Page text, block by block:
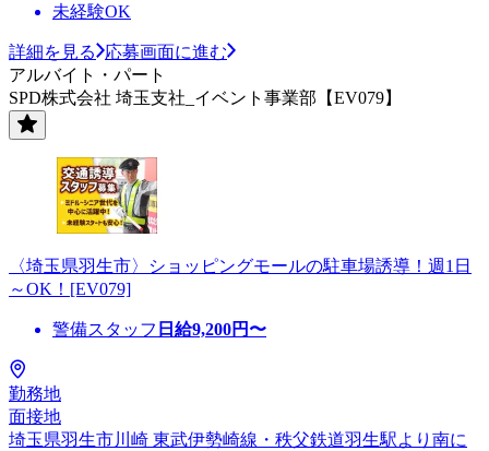
未経験OK
詳細を見る
応募画面に進む
アルバイト・パート
SPD株式会社 埼玉支社_イベント事業部【EV079】
〈埼玉県羽生市〉ショッピングモールの駐車場誘導！週1日
～OK！[EV079]
警備スタッフ 日給9,200円〜
勤務地
面接地
埼玉県羽生市川崎 東武伊勢崎線・秩父鉄道羽生駅より南に